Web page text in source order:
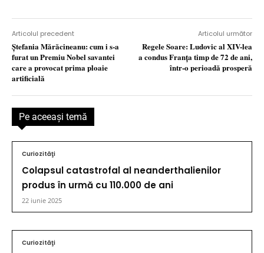
Articolul precedent
Ştefania Mărăcineanu: cum i s-a
furat un Premiu Nobel savantei
care a provocat prima ploaie
artificială
Articolul următor
Regele Soare: Ludovic al XIV-lea
a condus Franța timp de 72 de ani,
într-o perioadă prosperă
Pe aceeaşi temă
Curiozităţi
Colapsul catastrofal al neanderthalienilor
produs în urmă cu 110.000 de ani
22 iunie 2025
Curiozităţi